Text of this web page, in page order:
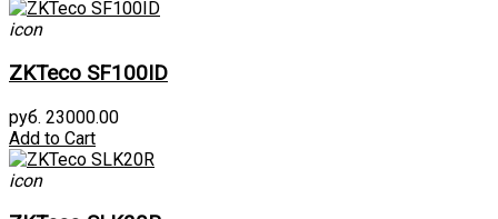
icon
ZKTeco SF100ID
руб. 23000.00
Add to Cart
icon